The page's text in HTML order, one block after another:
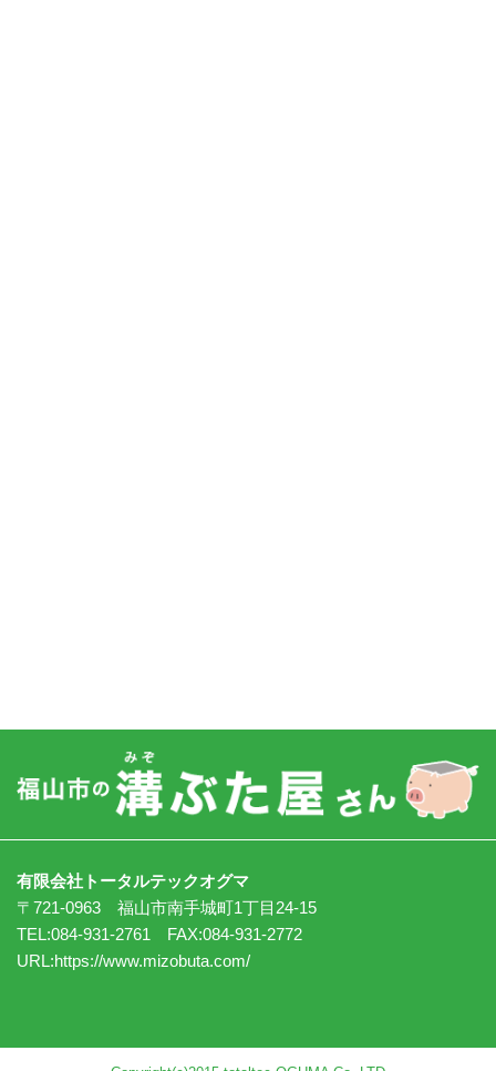
有限会社トータルテックオグマ
〒721-0963 福山市南手城町1丁目24-15
TEL:084-931-2761 FAX:084-931-2772
URL:https://www.mizobuta.com/